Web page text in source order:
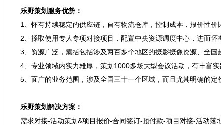
乐野策划服务优势：
1、怀有持续稳定的供应链，自有物流仓库，控制成本，报价性价
2、採取使用专人专项对接项目，配置中央资源调度中心，进而
3、资源广泛，囊括包括涉及两百多个地区的摄影摄像资源、全
4、专业领域内实力雄厚，策划1000多场大型会议活动，有丰富
5、面广的业务范围，涉及全国三十一个区域，而且尤其明确的
乐野策划解决方案：
需求对接-活动策划&项目报价-合同签订-预付款-项目对接-活动落